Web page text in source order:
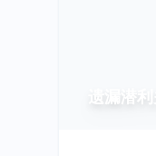
遗漏潜